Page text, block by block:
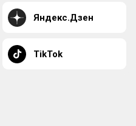
Яндекс.Дзен
TikTok